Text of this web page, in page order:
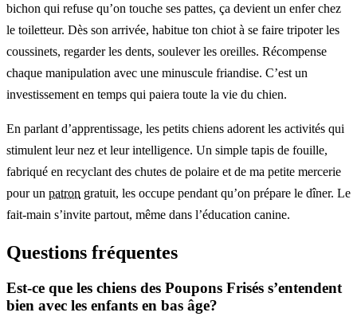
bichon qui refuse qu’on touche ses pattes, ça devient un enfer chez
le toiletteur. Dès son arrivée, habitue ton chiot à se faire tripoter les
coussinets, regarder les dents, soulever les oreilles. Récompense
chaque manipulation avec une minuscule friandise. C’est un
investissement en temps qui paiera toute la vie du chien.
En parlant d’apprentissage, les petits chiens adorent les activités qui
stimulent leur nez et leur intelligence. Un simple tapis de fouille,
fabriqué en recyclant des chutes de polaire et de ma petite mercerie
pour un patron gratuit, les occupe pendant qu’on prépare le dîner. Le
fait-main s’invite partout, même dans l’éducation canine.
Questions fréquentes
Est-ce que les chiens des Poupons Frisés s’entendent
bien avec les enfants en bas âge?